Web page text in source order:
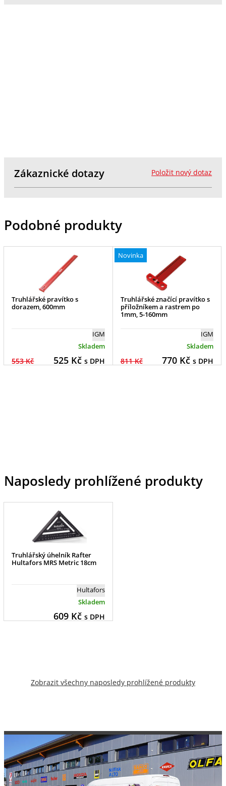
Položit nový dotaz
Zákaznické dotazy
Podobné produkty
Truhlářské pravítko s
dorazem, 600mm
IGM
Skladem
553 Kč 525Kč s DPH
Novinka
Truhlářské značící pravítko s
příložníkem a rastrem po
1mm, 5-160mm
IGM
Skladem
811 Kč 770Kč s DPH
Naposledy prohlížené produkty
Truhlářský úhelník Rafter
Hultafors MRS Metric 18cm
Hultafors
Skladem
609Kč s DPH
Zobrazit všechny naposledy prohlížené produkty